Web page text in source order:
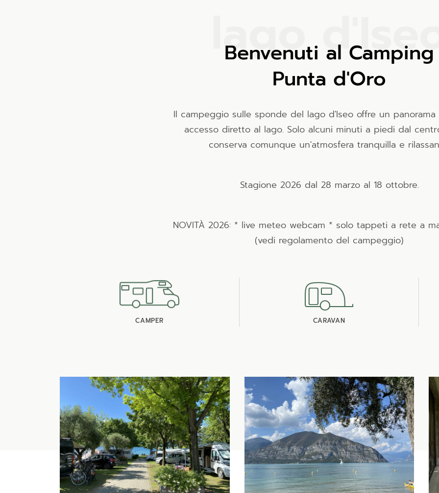
ago d'Ise
Benvenuti al Camping
Punta d'Oro
Il campeggio sulle sponde del lago d'Iseo offre un
accesso diretto al lago. Solo alcuni minuti a piedi dal
conserva comunque un'atmosfera tranquilla e
Stagione 2026 dal 28 marzo al 18 ottobre.
NOVITÀ 2026: * live meteo webcam * solo tappeti a rete a
(vedi regolamento del campeggio)
CAMPER CARAVAN